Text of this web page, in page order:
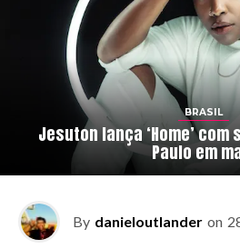
BRASIL
Jesuton lança ‘Home’ com
Paulo em
By danieloutlander on